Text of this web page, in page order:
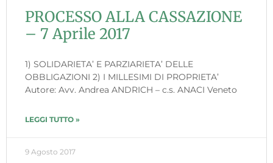
PROCESSO ALLA CASSAZIONE
– 7 Aprile 2017
1) SOLIDARIETA’ E PARZIARIETA’ DELLE
OBBLIGAZIONI 2) I MILLESIMI DI PROPRIETA’
Autore: Avv. Andrea ANDRICH – c.s. ANACI Veneto
LEGGI TUTTO »
9 Agosto 2017